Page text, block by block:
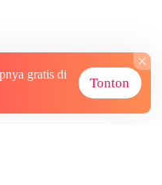
gratis di
Tonton